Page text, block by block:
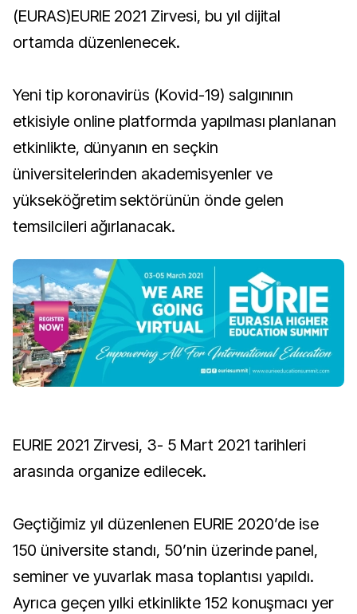
(EURAS)EURIE 2021 Zirvesi, bu yıl dijital
ortamda düzenlenecek.
Yeni tip koronavirüs (Kovid-19) salgınının
etkisiyle online platformda yapılması planlanan
etkinlikte, dünyanın en seçkin
üniversitelerinden akademisyenler ve
yükseköğretim sektörünün önde gelen
temsilcileri ağırlanacak.
EURIE 2021 Zirvesi, 3- 5 Mart 2021 tarihleri
arasında organize edilecek.
Geçtiğimiz yıl düzenlenen EURIE 2020’de ise
150 üniversite standı, 50’nin üzerinde panel,
seminer ve yuvarlak masa toplantısı yapıldı.
Ayrıca geçen yılki etkinlikte 152 konuşmacı yer